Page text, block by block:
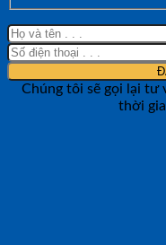
Chúng tôi sẽ gọi lại tư
thời